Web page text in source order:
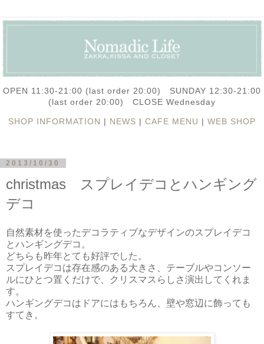
OPEN 11:30-21:00 (last order 20:00) SUNDAY 12:30-21:00
(last order 20:00) CLOSE Wednesday
SHOP INFORMATION | NEWS | CAFE MENU | WEB SHOP
2013/10/30
christmas スプレイデコとハンギング
デコ
自然素材を使ったデコラティブなデザインのスプレイデコ
とハンギングデコ。
どちらも昨年とても好評でした。
スプレイデコは存在感のある大きさ、テーブルやコンソー
ルにひとつ置くだけで、クリスマスらしさ演出してくれま
す。
ハンギングデコはドアにはもちろん、壁や窓辺に飾っても
すてき。